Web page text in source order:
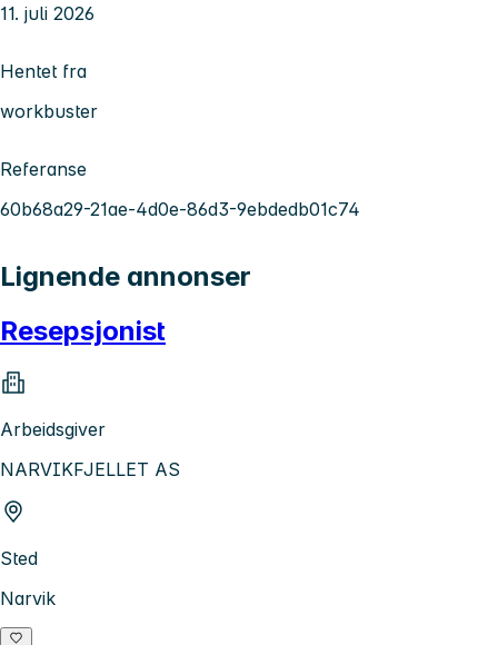
11. juli 2026
Hentet fra
workbuster
Referanse
60b68a29-21ae-4d0e-86d3-9ebdedb01c74
Lignende annonser
Resepsjonist
Arbeidsgiver
NARVIKFJELLET AS
Sted
Narvik